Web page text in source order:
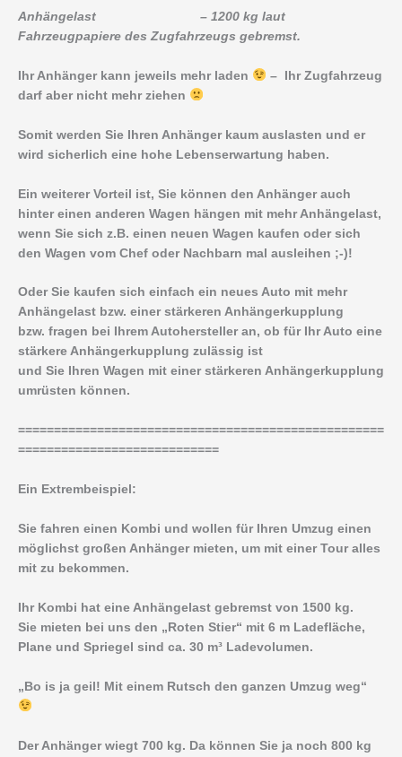
Anhängelast – 1200 kg laut
Fahrzeugpapiere des Zugfahrzeugs gebremst.
Ihr Anhänger kann jeweils mehr laden
– Ihr Zugfahrzeug
darf aber nicht mehr ziehen
Somit werden Sie Ihren Anhänger kaum auslasten und er
wird sicherlich eine hohe Lebenserwartung haben.
Ein weiterer Vorteil ist, Sie können den Anhänger auch
hinter einen anderen Wagen hängen mit mehr Anhängelast,
wenn Sie sich z.B. einen neuen Wagen kaufen oder sich
den Wagen vom Chef oder Nachbarn mal ausleihen ;-)!
Oder Sie kaufen sich einfach ein neues Auto mit mehr
Anhängelast bzw. einer stärkeren Anhängerkupplung
bzw. fragen bei Ihrem Autohersteller an, ob für Ihr Auto eine
stärkere Anhängerkupplung zulässig ist
und Sie Ihren Wagen mit einer stärkeren Anhängerkupplung
umrüsten können.
===================================================
============================
Ein Extrembeispiel:
Sie fahren einen Kombi und wollen für Ihren Umzug einen
möglichst großen Anhänger mieten, um mit einer Tour alles
mit zu bekommen.
Ihr Kombi hat eine Anhängelast gebremst von 1500 kg.
Sie mieten bei uns den „Roten Stier“ mit 6 m Ladefläche,
Plane und Spriegel sind ca. 30 m³ Ladevolumen.
„Bo is ja geil! Mit einem Rutsch den ganzen Umzug weg“
Der Anhänger wiegt 700 kg. Da können Sie ja noch 800 kg